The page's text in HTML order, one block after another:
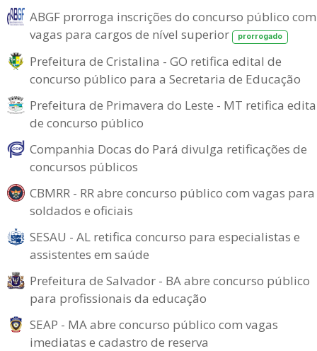
ABGF prorroga inscrições do concurso público com
vagas para cargos de nível superior
prorrogado
Prefeitura de Cristalina - GO retifica edital de
concurso público para a Secretaria de Educação
Prefeitura de Primavera do Leste - MT retifica
de concurso público
Companhia Docas do Pará divulga retificações de
concursos públicos
CBMRR - RR abre concurso público com vagas para
soldados e oficiais
SESAU - AL retifica concurso para especialistas e
assistentes em saúde
Prefeitura de Salvador - BA abre concurso público
para profissionais da educação
SEAP - MA abre concurso público com vagas
imediatas e cadastro de reserva